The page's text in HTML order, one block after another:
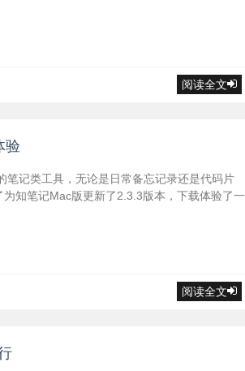
阅读全文
验
记类工具，无论是日常备忘记录还是代码片
知笔记Mac版更新了2.3.3版本，下载体验了一
阅读全文